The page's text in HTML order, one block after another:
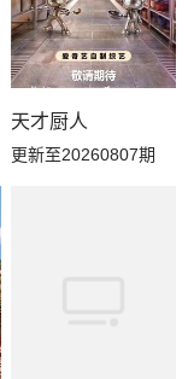
20260621花絮
20260619居民采访
天才厨人
更新至20260807期